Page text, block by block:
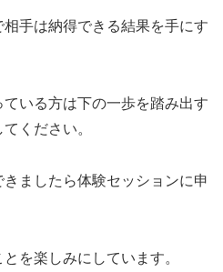
手は納得できる結果を手にす
いる方は下の一歩を踏み出す
ください。
ましたら体験セッションに申
を楽しみにしています。